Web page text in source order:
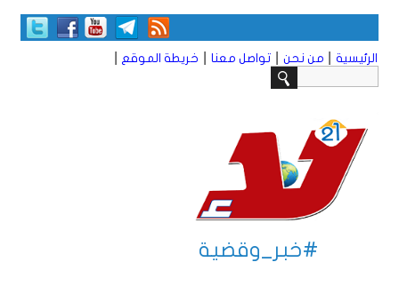
الرئيسية من نحن تواصل معنا خريطة الموقع
#خبر_وقضية